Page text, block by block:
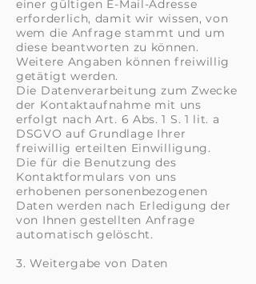
einer gültigen E-Mail-Adresse
erforderlich, damit wir wissen, von
wem die Anfrage stammt und um
diese beantworten zu können.
Weitere Angaben können freiwillig
getätigt werden.
Die Datenverarbeitung zum Zwecke
der Kontaktaufnahme mit uns
erfolgt nach Art. 6 Abs. 1 S. 1 lit. a
DSGVO auf Grundlage Ihrer
freiwillig erteilten Einwilligung.
Die für die Benutzung des
Kontaktformulars von uns
erhobenen personenbezogenen
Daten werden nach Erledigung der
von Ihnen gestellten Anfrage
automatisch gelöscht.
3. Weitergabe von Daten